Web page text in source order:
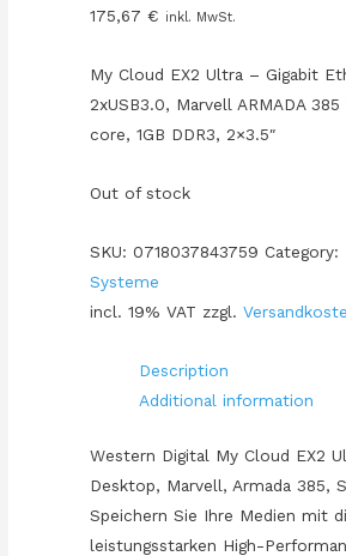
175,67€ inkl. MwSt.
My Cloud EX2 Ultra – Gigabit
2xUSB3.0, Marvell ARMADA 385
core, 1GB DDR3, 2×3.5″
Out of stock
SKU:0718037843759 Category:
Systeme
incl. 19% VAT zzgl.
Description
Additional information
Western Digital My Cloud EX2
Desktop, Marvell, Armada 385,
Speichern Sie Ihre Medien mit
leistungsstarken High-